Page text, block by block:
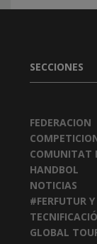
SECCIONES
FEDERACION
COMUNITAT
HANDBOL
NOTICIAS
#FERFUTUR Y
GLOBAL